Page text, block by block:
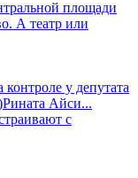
площади
А театр или
у депутата
Айси...
с